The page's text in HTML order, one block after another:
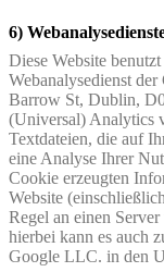
6)
Diese Website
Webanalysedienst
Barrow St, Dublin,
(Universal) Analytics
Textdateien, die auf
eine Analyse Ihrer
Cookie erzeugten
Website
Regel an einen
hierbei kann es auch
Google LLC. in den